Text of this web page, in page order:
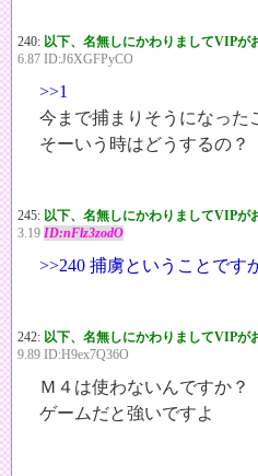
240: 以下、名無しにかわりましてVIPが
6.87 ID:J6XGFPyCO
>>1
今まで捕まりそうになった
そーいう時はどうするの？
245: 以下、名無しにかわりましてVIPが
3.19 ID:nFlz3zodO
>>240 捕虜ということです
242: 以下、名無しにかわりましてVIPが
9.89 ID:H9ex7Q36O
Ｍ４は使わないんですか？
ゲームだと強いですよ